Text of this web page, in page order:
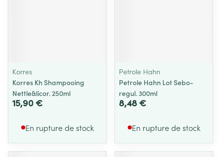
Korres
Korres Kh Shampooing
Nettle&licor. 250ml
15,90 €
En rupture de stock
Petrole Hahn
Petrole Hahn Lot Sebo-
regul. 300ml
8,48 €
En rupture de stock